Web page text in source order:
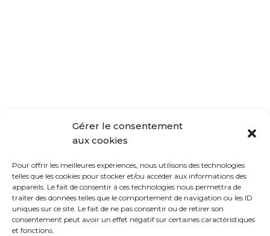
Gérer le consentement
aux cookies
Pour offrir les meilleures expériences, nous utilisons des technologies
telles que les cookies pour stocker et/ou accéder aux informations des
appareils. Le fait de consentir à ces technologies nous permettra de
traiter des données telles que le comportement de navigation ou les ID
uniques sur ce site. Le fait de ne pas consentir ou de retirer son
consentement peut avoir un effet négatif sur certaines caractéristiques
et fonctions.